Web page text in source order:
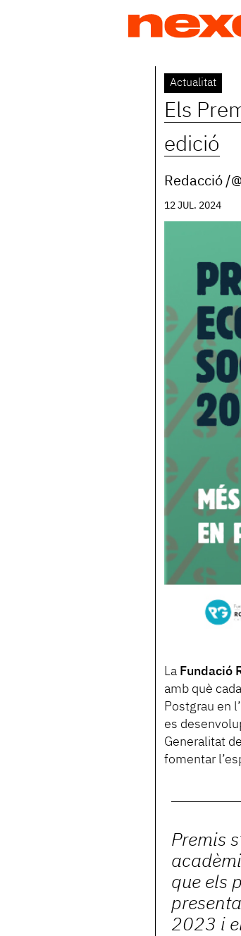
Back
to
top
Actualitat
Els
edició
Redacció
12 JUL. 2024
La Fundació
amb què
Postgrau en
es
Generalitat
fomentar
Premis
que els
2023 i